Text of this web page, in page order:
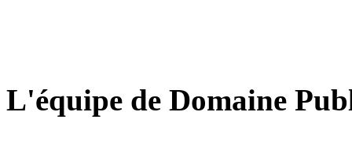
L'équipe de Domaine